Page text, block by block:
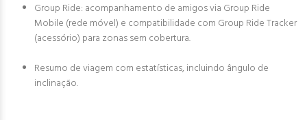
Group Ride: acompanhamento de amigos via Group Ride
Mobile (rede móvel) e compatibilidade com Group Ride Tracker
(acessório) para zonas sem cobertura.
Resumo de viagem com estatísticas, incluindo ângulo de
inclinação.